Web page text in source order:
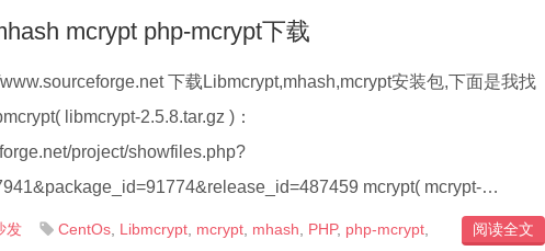
mcrypt php-mcrypt下载
下载Libmcrypt,mhash,mcrypt安装包,下面是我找
project/showfiles.php?
mcrypt( mcrypt-
发  CentOs Libmcrypt mcrypt mhash PHP, php-mcrypt 阅读全文